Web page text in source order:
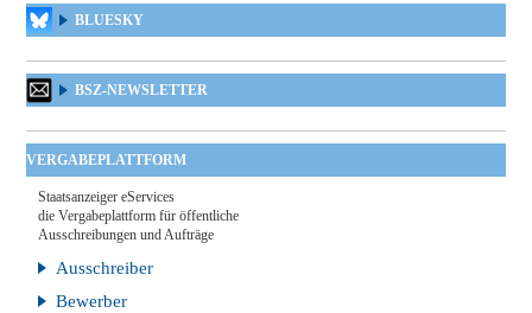
BLUESKY
BSZ-NEWSLETTER
VERGABEPLATTFORM
Staatsanzeiger eServices
die Vergabeplattform für öffentliche
Ausschreibungen und Aufträge
Ausschreiber
Bewerber